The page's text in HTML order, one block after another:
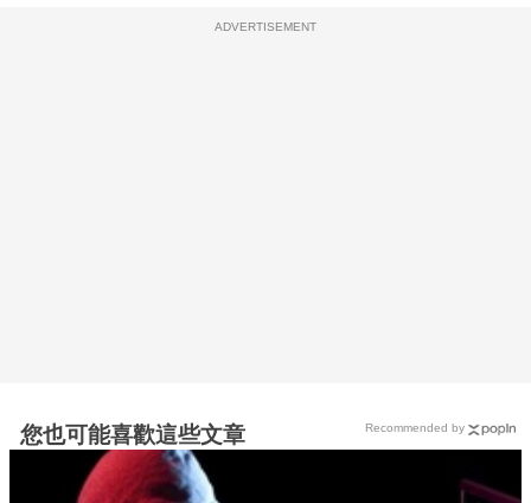
ADVERTISEMENT
您也可能喜歡這些文章 Recommended by